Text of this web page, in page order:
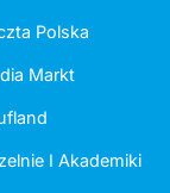
Polska
Markt
I Akademiki